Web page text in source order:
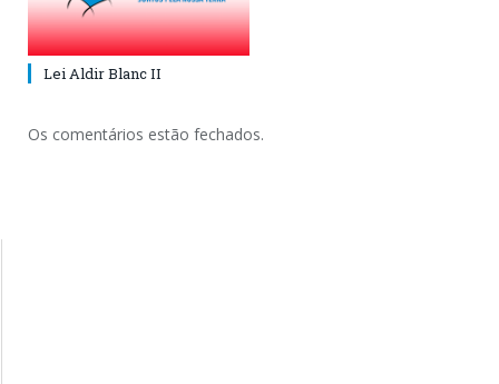
Lei Aldir Blanc II
Os comentários estão fechados.